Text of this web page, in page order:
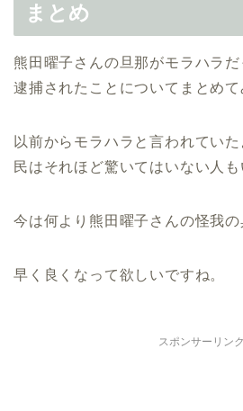
まとめ
熊田曜子さんの旦那がモラハラ
逮捕されたことについてまとめて
以前からモラハラと言われてい
民はそれほど驚いてはいない人も
今は何より熊田曜子さんの怪我の
早く良くなって欲しいですね。
スポンサーリンク